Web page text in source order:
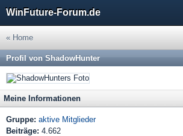
WinFuture-Forum.de
« Home
Profil von ShadowHunter
Meine Informationen
Gruppe: aktive Mitglieder
Beiträge: 4.662